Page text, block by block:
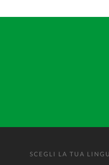
SCEGLI LA TUA